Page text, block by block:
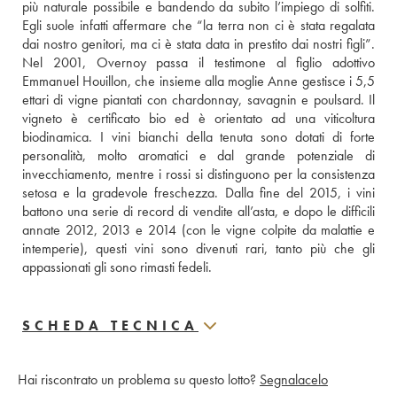
più naturale possibile e bandendo da subito l’impiego di solfiti.
Egli suole infatti affermare che “la terra non ci è stata regalata
dai nostro genitori, ma ci è stata data in prestito dai nostri figli”.
Nel 2001, Overnoy passa il testimone al figlio adottivo
Emmanuel Houillon, che insieme alla moglie Anne gestisce i 5,5
ettari di vigne piantati con chardonnay, savagnin e poulsard. Il
vigneto è certificato bio ed è orientato ad una viticoltura
biodinamica. I vini bianchi della tenuta sono dotati di forte
personalità, molto aromatici e dal grande potenziale di
invecchiamento, mentre i rossi si distinguono per la consistenza
setosa e la gradevole freschezza. Dalla fine del 2015, i vini
battono una serie di record di vendite all’asta, e dopo le difficili
annate 2012, 2013 e 2014 (con le vigne colpite da malattie e
intemperie), questi vini sono divenuti rari, tanto più che gli
appassionati gli sono rimasti fedeli.
SCHEDA TECNICA
Hai riscontrato un problema su questo lotto? Segnalacelo